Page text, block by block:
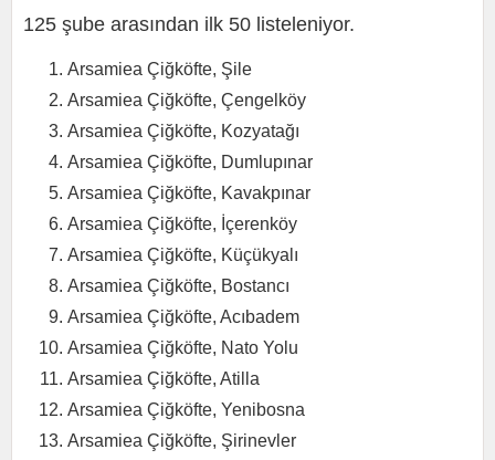
125 şube arasından ilk 50 listeleniyor.
Arsamiea Çiğköfte, Şile
Arsamiea Çiğköfte, Çengelköy
Arsamiea Çiğköfte, Kozyatağı
Arsamiea Çiğköfte, Dumlupınar
Arsamiea Çiğköfte, Kavakpınar
Arsamiea Çiğköfte, İçerenköy
Arsamiea Çiğköfte, Küçükyalı
Arsamiea Çiğköfte, Bostancı
Arsamiea Çiğköfte, Acıbadem
Arsamiea Çiğköfte, Nato Yolu
Arsamiea Çiğköfte, Atilla
Arsamiea Çiğköfte, Yenibosna
Arsamiea Çiğköfte, Şirinevler